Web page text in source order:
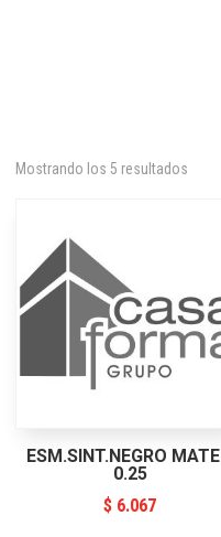
Mostrando los 5 resultados
ESM.SINT.NEGRO
0.25
$ 6.067